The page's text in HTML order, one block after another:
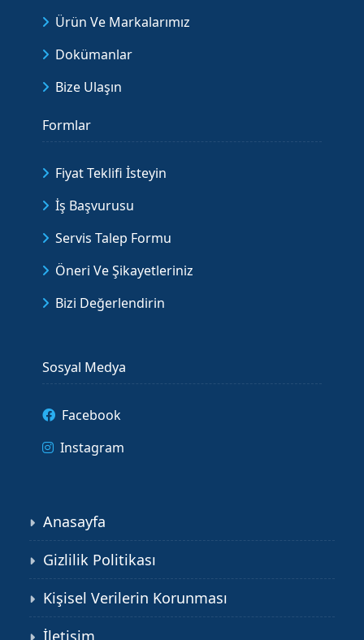
Ürün Ve Markalarımız
Dokümanlar
Bize Ulaşın
Formlar
Fiyat Teklifi İsteyin
İş Başvurusu
Servis Talep Formu
Öneri Ve Şikayetleriniz
Bizi Değerlendirin
Sosyal Medya
Facebook
Instagram
Anasayfa
Gizlilik Politikası
Kişisel Verilerin Korunması